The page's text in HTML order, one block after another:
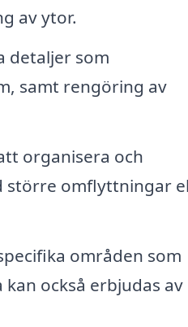
av ytor.
detaljer som
samt rengöring av
organisera och
större omflyttningar
områden som
också erbjudas av